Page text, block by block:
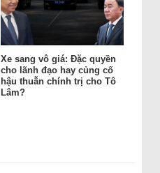
Xe sang vô giá: Đặc quyền
cho lãnh đạo hay củng cố
hậu thuẫn chính trị cho Tô
Lâm?